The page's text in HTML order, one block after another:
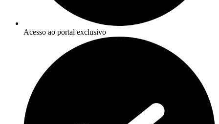
Acesso ao portal exclusivo